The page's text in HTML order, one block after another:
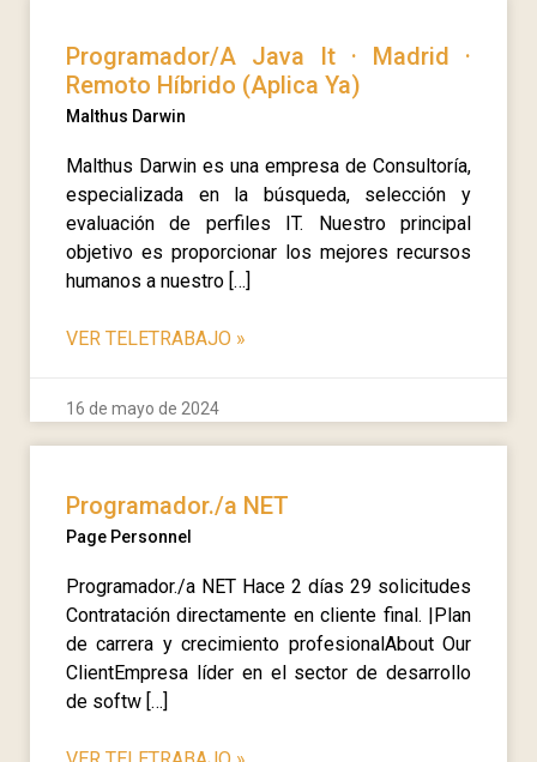
Programador/A Java It · Madrid ·
Remoto Híbrido (Aplica Ya)
Malthus Darwin
Malthus Darwin es una empresa de Consultoría,
especializada en la búsqueda, selección y
evaluación de perfiles IT. Nuestro principal
objetivo es proporcionar los mejores recursos
humanos a nuestro […]
VER TELETRABAJO »
16 de mayo de 2024
Programador./a NET
Page Personnel
Programador./a NET Hace 2 días 29 solicitudes
Contratación directamente en cliente final. |Plan
de carrera y crecimiento profesionalAbout Our
ClientEmpresa líder en el sector de desarrollo
de softw […]